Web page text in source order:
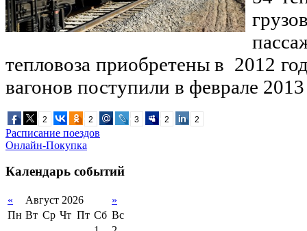
тепловоза приобретены в 2012
вагонов поступили в феврале 2013
2 2 3 2 2
Расписание поездов
Онлайн-Покупка
Календарь событий
« Август 2026
»
Пн Вт Ср Чт Пт Сб Вс